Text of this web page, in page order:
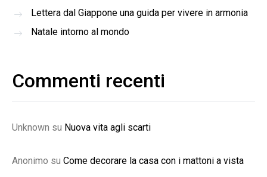
Lettera dal Giappone una guida per vivere in armonia
Natale intorno al mondo
Commenti recenti
Unknown su Nuova vita agli scarti
Anonimo su Come decorare la casa con i mattoni a vista